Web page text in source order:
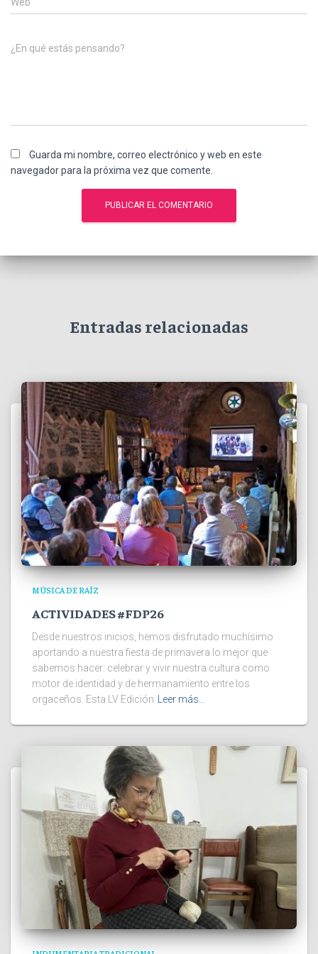
¿En qué estás pensando?
Guarda mi nombre, correo electrónico y web en este
navegador para la próxima vez que comente.
Entradas relacionadas
MÚSICA DE RAÍZ
ACTIVIDADES #FDP26
Desde nuestros inicios, hemos disfrutado muchísimo
aportando a nuestra fiesta de primavera lo mejor que
sabemos hacer: celebrar y vivir nuestra cultura como
motor de identidad y de hermanamiento entre los
orgaceños. Esta LV Edición
Leer más…